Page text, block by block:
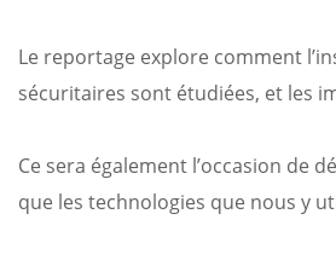
Le reportage explore comment
sécuritaires sont étudiées, et les
Ce sera également l’occasion
que les technologies que nous y